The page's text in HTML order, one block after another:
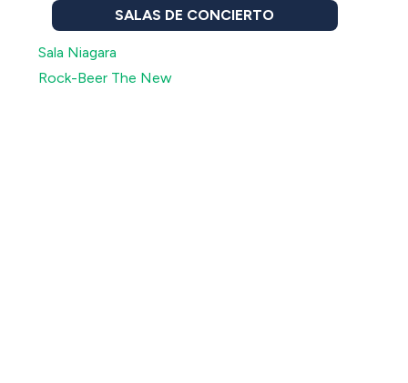
SALAS DE CONCIERTO
Sala Niagara
Rock-Beer The New